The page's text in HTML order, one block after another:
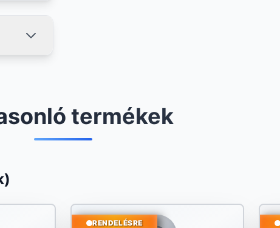
termékek
RENDELÉSRE